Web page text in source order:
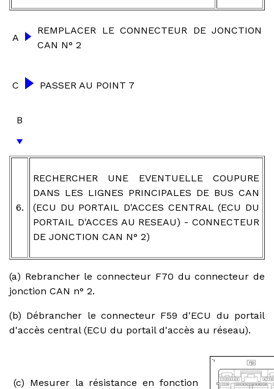
A
REMPLACER LE CONNECTEUR DE JONCTION
CAN N° 2
C PASSER AU POINT 7
B
6.
RECHERCHER UNE EVENTUELLE COUPURE
DANS LES LIGNES PRINCIPALES DE BUS CAN
(ECU DU PORTAIL D'ACCES CENTRAL (ECU DU
PORTAIL D'ACCES AU RESEAU) - CONNECTEUR
DE JONCTION CAN N° 2)
(a) Rebrancher le connecteur F70 du connecteur de
jonction CAN n° 2.
(b) Débrancher le connecteur F59 d'ECU du portail
d'accès central (ECU du portail d'accès au réseau).
(c) Mesurer la résistance en fonction